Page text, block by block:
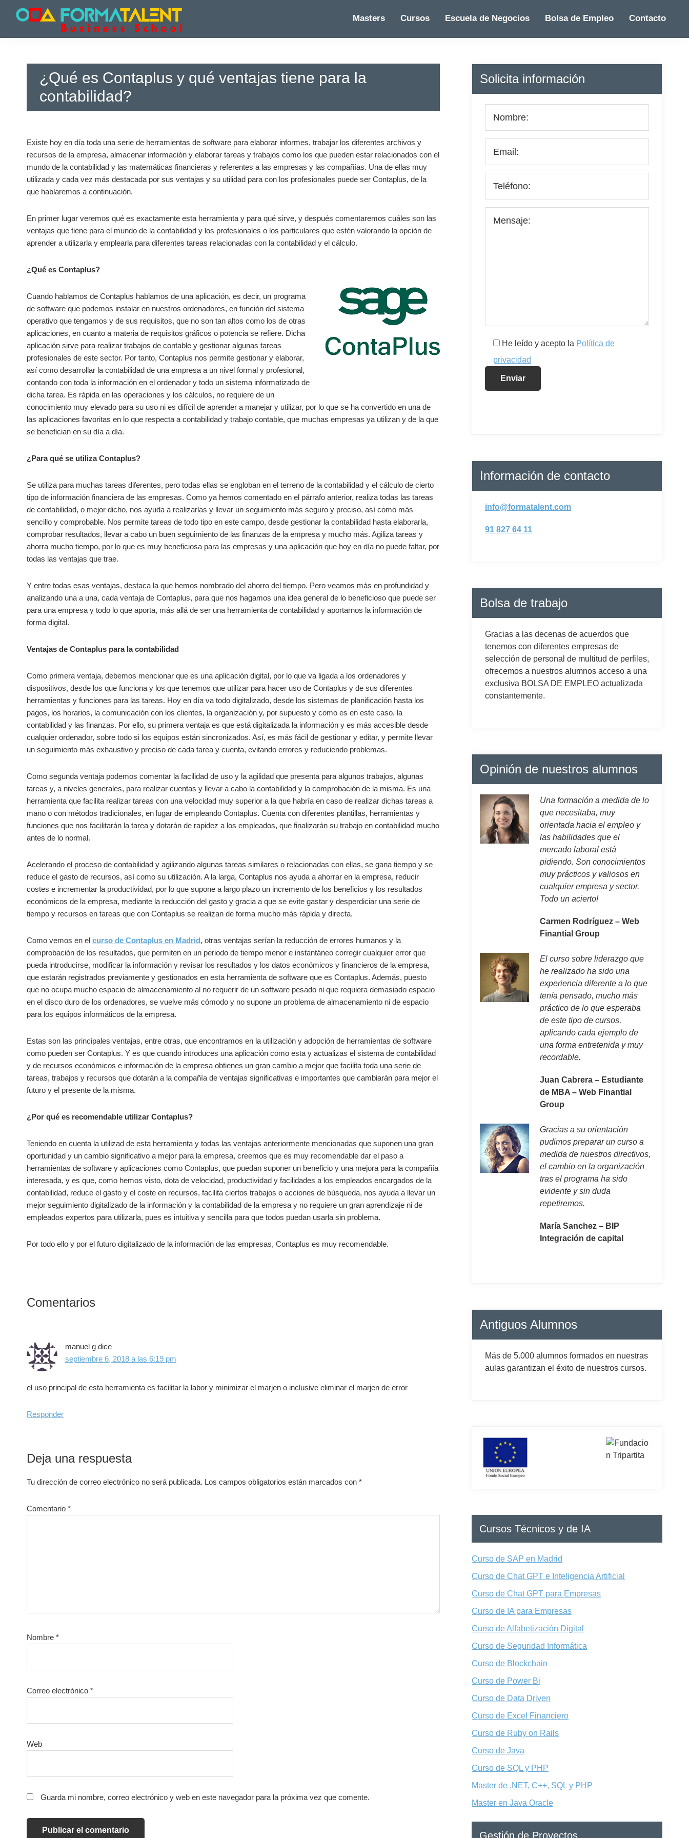
Cursos
Master
Madrid
Formatalent
Master
Masters Cursos Escuela de Negocios Bolsa de Empleo Contacto
¿Qué es Contaplus y qué ventajas tiene para la
contabilidad?
Existe hoy en día toda una serie de herramientas de software para elaborar informes, trabajar los diferentes archivos y
recursos de la empresa, almacenar información y elaborar tareas y trabajos como los que pueden estar relacionados con el
mundo de la contabilidad y las matemáticas financieras y referentes a las empresas y las compañías. Una de ellas muy
utilizada y cada vez más destacada por sus ventajas y su utilidad para con los profesionales puede ser Contaplus, de la
que hablaremos a continuación.
En primer lugar veremos qué es exactamente esta herramienta y para qué sirve, y después comentaremos cuáles son las
ventajas que tiene para el mundo de la contabilidad y los profesionales o los particulares que estén valorando la opción de
aprender a utilizarla y emplearla para diferentes tareas relacionadas con la contabilidad y el cálculo.
¿Qué es Contaplus?
Cuando hablamos de Contaplus hablamos de una aplicación, es decir, un programa
de software que podemos instalar en nuestros ordenadores, en función del sistema
operativo que tengamos y de sus requisitos, que no son tan altos como los de otras
aplicaciones, en cuanto a materia de requisitos gráficos o potencia se refiere. Dicha
aplicación sirve para realizar trabajos de contable y gestionar algunas tareas
profesionales de este sector. Por tanto, Contaplus nos permite gestionar y elaborar,
así como desarrollar la contabilidad de una empresa a un nivel formal y profesional,
contando con toda la información en el ordenador y todo un sistema informatizado de
dicha tarea. Es rápida en las operaciones y los cálculos, no requiere de un
conocimiento muy elevado para su uso ni es difícil de aprender a manejar y utilizar, por lo que se ha convertido en una de
las aplicaciones favoritas en lo que respecta a contabilidad y trabajo contable, que muchas empresas ya utilizan y de la que
se benefician en su día a día.
¿Para qué se utiliza Contaplus?
Se utiliza para muchas tareas diferentes, pero todas ellas se engloban en el terreno de la contabilidad y el cálculo de cierto
tipo de información financiera de las empresas. Como ya hemos comentado en el párrafo anterior, realiza todas las tareas
de contabilidad, o mejor dicho, nos ayuda a realizarlas y llevar un seguimiento más seguro y preciso, así como más
sencillo y comprobable. Nos permite tareas de todo tipo en este campo, desde gestionar la contabilidad hasta elaborarla,
comprobar resultados, llevar a cabo un buen seguimiento de las finanzas de la empresa y mucho más. Agiliza tareas y
ahorra mucho tiempo, por lo que es muy beneficiosa para las empresas y una aplicación que hoy en día no puede faltar, por
todas las ventajas que trae.
Y entre todas esas ventajas, destaca la que hemos nombrado del ahorro del tiempo. Pero veamos más en profundidad y
analizando una a una, cada ventaja de Contaplus, para que nos hagamos una idea general de lo beneficioso que puede ser
para una empresa y todo lo que aporta, más allá de ser una herramienta de contabilidad y aportarnos la información de
forma digital.
Ventajas de Contaplus para la contabilidad
Como primera ventaja, debemos mencionar que es una aplicación digital, por lo que va ligada a los ordenadores y
dispositivos, desde los que funciona y los que tenemos que utilizar para hacer uso de Contaplus y de sus diferentes
herramientas y funciones para las tareas. Hoy en día va todo digitalizado, desde los sistemas de planificación hasta los
pagos, los horarios, la comunicación con los clientes, la organización y, por supuesto y como es en este caso, la
contabilidad y las finanzas. Por ello, su primera ventaja es que está digitalizada la información y es más accesible desde
cualquier ordenador, sobre todo si los equipos están sincronizados. Así, es más fácil de gestionar y editar, y permite llevar
un seguimiento más exhaustivo y preciso de cada tarea y cuenta, evitando errores y reduciendo problemas.
Como segunda ventaja podemos comentar la facilidad de uso y la agilidad que presenta para algunos trabajos, algunas
tareas y, a niveles generales, para realizar cuentas y llevar a cabo la contabilidad y la comprobación de la misma. Es una
herramienta que facilita realizar tareas con una velocidad muy superior a la que habría en caso de realizar dichas tareas a
mano o con métodos tradicionales, en lugar de empleando Contaplus. Cuenta con diferentes plantillas, herramientas y
funciones que nos facilitarán la tarea y dotarán de rapidez a los empleados, que finalizarán su trabajo en contabilidad mucho
antes de lo normal.
Acelerando el proceso de contabilidad y agilizando algunas tareas similares o relacionadas con ellas, se gana tiempo y se
reduce el gasto de recursos, así como su utilización. A la larga, Contaplus nos ayuda a ahorrar en la empresa, reducir
costes e incrementar la productividad, por lo que supone a largo plazo un incremento de los beneficios y los resultados
económicos de la empresa, mediante la reducción del gasto y gracia a que se evite gastar y desperdiciar una serie de
tiempo y recursos en tareas que con Contaplus se realizan de forma mucho más rápida y directa.
Como vemos en el curso de Contaplus en Madrid, otras ventajas serían la reducción de errores humanos y la
comprobación de los resultados, que permiten en un periodo de tiempo menor e instantáneo corregir cualquier error que
pueda introducirse, modificar la información y revisar los resultados y los datos económicos y financieros de la empresa,
que estarán registrados previamente y gestionados en esta herramienta de software que es Contaplus. Además, puesto
que no ocupa mucho espacio de almacenamiento al no requerir de un software pesado ni que requiera demasiado espacio
en el disco duro de los ordenadores, se vuelve más cómodo y no supone un problema de almacenamiento ni de espacio
para los equipos informáticos de la empresa.
Estas son las principales ventajas, entre otras, que encontramos en la utilización y adopción de herramientas de software
como pueden ser Contaplus. Y es que cuando introduces una aplicación como esta y actualizas el sistema de contabilidad
y de recursos económicos e información de la empresa obtienes un gran cambio a mejor que facilita toda una serie de
tareas, trabajos y recursos que dotarán a la compañía de ventajas significativas e importantes que cambiarán para mejor el
futuro y el presente de la misma.
¿Por qué es recomendable utilizar Contaplus?
Teniendo en cuenta la utilizad de esta herramienta y todas las ventajas anteriormente mencionadas que suponen una gran
oportunidad y un cambio significativo a mejor para la empresa, creemos que es muy recomendable dar el paso a
herramientas de software y aplicaciones como Contaplus, que puedan suponer un beneficio y una mejora para la compañía
interesada, y es que, como hemos visto, dota de velocidad, productividad y facilidades a los empleados encargados de la
contabilidad, reduce el gasto y el coste en recursos, facilita ciertos trabajos o acciones de búsqueda, nos ayuda a llevar un
mejor seguimiento digitalizado de la información y la contabilidad de la empresa y no requiere un gran aprendizaje ni de
empleados expertos para utilizarla, pues es intuitiva y sencilla para que todos puedan usarla sin problema.
Por todo ello y por el futuro digitalizado de la información de las empresas, Contaplus es muy recomendable.
Interacciones
lectores
Comentarios
manuel g dice
septiembre 6, 2018 a las 6:19 pm
el uso principal de esta herramienta es facilitar la labor y minimizar el marjen o inclusive eliminar el marjen de error
Responder
Deja una respuesta
Tu dirección de correo electrónico no será publicada. Los campos obligatorios están marcados con *
Comentario *
Nombre *
Correo electrónico *
Web
Guarda mi nombre, correo electrónico y web en este navegador para la próxima vez que comente.
Barra
lateral
principal
Solicita información
He leído y acepto la Política de
privacidad
Información de contacto
info@formatalent.com
91 827 64 11
Bolsa de trabajo
Gracias a las decenas de acuerdos que
tenemos con diferentes empresas de
selección de personal de multitud de perfiles,
ofrecemos a nuestros alumnos acceso a una
exclusiva BOLSA DE EMPLEO actualizada
constantemente.
Opinión de nuestros alumnos
Una formación a medida de lo
que necesitaba, muy
orientada hacia el empleo y
las habilidades que el
mercado laboral está
pidiendo. Son conocimientos
muy prácticos y valiosos en
cualquier empresa y sector.
Todo un acierto!
Carmen Rodríguez – Web
Finantial Group
El curso sobre liderazgo que
he realizado ha sido una
experiencia diferente a lo que
tenía pensado, mucho más
práctico de lo que esperaba
de este tipo de cursos,
aplicando cada ejemplo de
una forma entretenida y muy
recordable.
Juan Cabrera – Estudiante
de MBA – Web Finantial
Group
Gracias a su orientación
pudimos preparar un curso a
medida de nuestros directivos,
el cambio en la organización
tras el programa ha sido
evidente y sin duda
repetiremos.
María Sanchez – BIP
Integración de capital
Antiguos Alumnos
Más de 5.000 alumnos formados en nuestras
aulas garantizan el éxito de nuestros cursos.
Cursos Técnicos y de IA
Curso de SAP en Madrid
Curso de Chat GPT e Inteligencia Artificial
Curso de Chat GPT para Empresas
Curso de IA para Empresas
Curso de Alfabetización Digital
Curso de Seguridad Informática
Curso de Blockchain
Curso de Power Bi
Curso de Data Driven
Curso de Excel Financiero
Curso de Ruby on Rails
Curso de Java
Curso de SQL y PHP
Master de .NET, C++, SQL y PHP
Master en Java Oracle
Gestión de Proyectos